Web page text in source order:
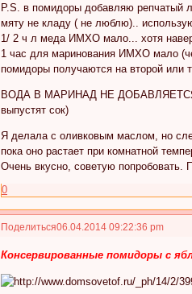
P.S. в помидоры добавляю репчатый
мяту не кладу ( не люблю)..
1/ 2 ч л меда ИМХО мало... хотя
1 час для маринования ИМХО мало
помидоры получаются на второй или
ВОДА В МАРИНАД НЕ
выпустят сок)
Я делала с оливковым маслом, но
пока оно растает при комнатной
Очень вкусно, советую попробовать.
0
Поделиться06.04.2014 09:22:36 pm
Консервированные помидоры с